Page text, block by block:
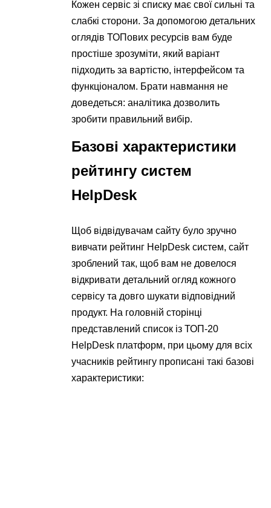
Кожен сервіс зі списку має свої сильні та
слабкі сторони. За допомогою детальних
оглядів ТОПових ресурсів вам буде
простіше зрозуміти, який варіант
підходить за вартістю, інтерфейсом та
функціоналом. Брати навмання не
доведеться: аналітика дозволить
зробити правильний вибір.
Базові характеристики
рейтингу систем
HelpDesk
Щоб відвідувачам сайту було зручно
вивчати рейтинг HelpDesk систем, сайт
зроблений так, щоб вам не довелося
відкривати детальний огляд кожного
сервісу та довго шукати відповідний
продукт. На головній сторінці
представлений список із ТОП-20
HelpDesk платформ, при цьому для всіх
учасників рейтингу прописані такі базові
характеристики: